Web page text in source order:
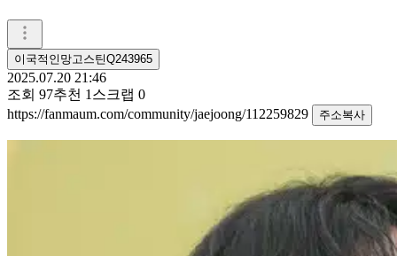
이국적인망고스틴Q243965
2025.07.20 21:46
조회 97추천 1 스크랩 0
https://fanmaum.com/community/jaejoong/112259829
주소복사